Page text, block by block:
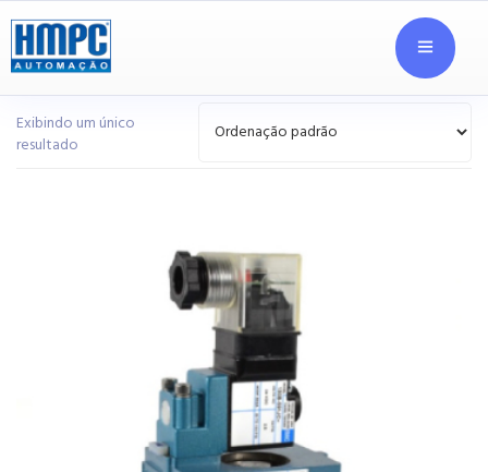
Exibindo um único
resultado